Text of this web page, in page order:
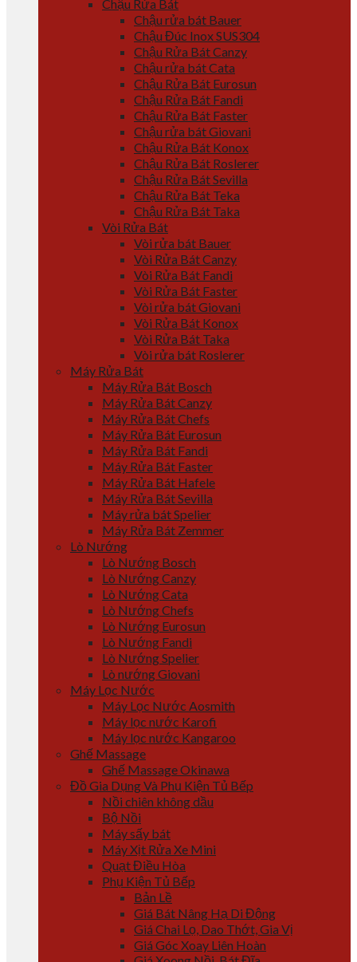
Chậu Rửa Bát
Chậu rửa bát Bauer
Chậu Đúc Inox SUS304
Chậu Rửa Bát Canzy
Chậu rửa bát Cata
Chậu Rửa Bát Eurosun
Chậu Rửa Bát Fandi
Chậu Rửa Bát Faster
Chậu rửa bát Giovani
Chậu Rửa Bát Konox
Chậu Rửa Bát Roslerer
Chậu Rửa Bát Sevilla
Chậu Rửa Bát Teka
Chậu Rửa Bát Taka
Vòi Rửa Bát
Vòi rửa bát Bauer
Vòi Rửa Bát Canzy
Vòi Rửa Bát Fandi
Vòi Rửa Bát Faster
Vòi rửa bát Giovani
Vòi Rửa Bát Konox
Vòi Rửa Bát Taka
Vòi rửa bát Roslerer
Máy Rửa Bát
Máy Rửa Bát Bosch
Máy Rửa Bát Canzy
Máy Rửa Bát Chefs
Máy Rửa Bát Eurosun
Máy Rửa Bát Fandi
Máy Rửa Bát Faster
Máy Rửa Bát Hafele
Máy Rửa Bát Sevilla
Máy rửa bát Spelier
Máy Rửa Bát Zemmer
Lò Nướng
Lò Nướng Bosch
Lò Nướng Canzy
Lò Nướng Cata
Lò Nướng Chefs
Lò Nướng Eurosun
Lò Nướng Fandi
Lò Nướng Spelier
Lò nướng Giovani
Máy Lọc Nước
Máy Lọc Nước Aosmith
Máy lọc nước Karofi
Máy lọc nước Kangaroo
Ghế Massage
Ghế Massage Okinawa
Đồ Gia Dụng Và Phụ Kiện Tủ Bếp
Nồi chiên không dầu
Bộ Nồi
Máy sấy bát
Máy Xịt Rửa Xe Mini
Quạt Điều Hòa
Phụ Kiện Tủ Bếp
Bản Lề
Giá Bát Nâng Hạ Di Động
Giá Chai Lọ, Dao Thớt, Gia Vị
Giá Góc Xoay Liên Hoàn